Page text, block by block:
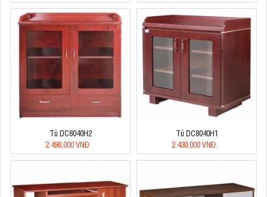
Tủ DC8040H2
2.490.000 VNĐ
Tủ DC8040H1
2.430.000 VNĐ